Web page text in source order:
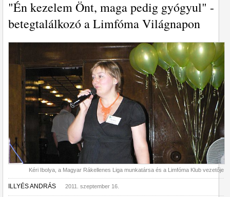
"Én kezelem Önt, maga pedig gyógyul" -
betegtalálkozó a Limfóma Világnapon
Kéri Ibolya, a Magyar Rákellenes Liga munkatársa és a Limfóma Klub vezetője
ILLYÉS ANDRÁS 2011. szeptember 16.